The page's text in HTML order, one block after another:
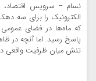
نسام – سرویس اقتصاد،
الکترونیک را برای سه
که ماه‌ها در فضای
پاسخ رسید. اما آنچه در
تنش میان ظرفیت واقعی